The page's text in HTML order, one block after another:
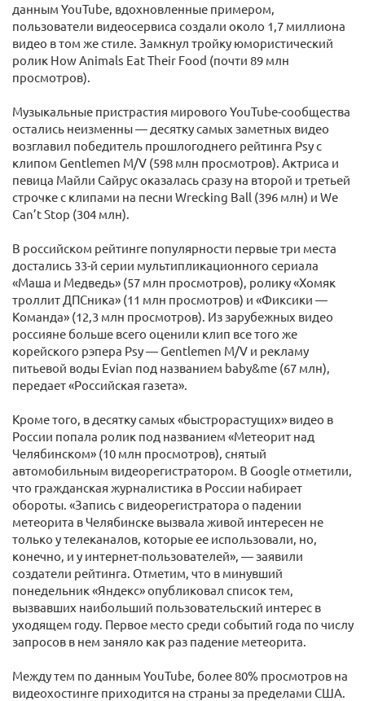
данным YouTube, вдохновленные примером,
пользователи видеосервиса создали около 1,7 миллиона
видео в том же стиле. Замкнул тройку юмористический
ролик How Animals Eat Their Food (почти 89 млн
просмотров).
Музыкальные пристрастия мирового YouTube-сообщества
остались неизменны — десятку самых заметных видео
возглавил победитель прошлогоднего рейтинга Psy с
клипом Gentlemen M/V (598 млн просмотров). Актриса и
певица Майли Сайрус оказалась сразу на второй и третьей
строчке с клипами на песни Wrecking Ball (396 млн) и We
Can’t Stop (304 млн).
В российском рейтинге популярности первые три места
достались 33-й серии мультипликационного сериала
«Маша и Медведь» (57 млн просмотров), ролику «Хомяк
троллит ДПСника» (11 млн просмотров) и «Фиксики —
Команда» (12,3 млн просмотров). Из зарубежных видео
россияне больше всего оценили клип все того же
корейского рэпера Psy — Gentlemen M/V и рекламу
питьевой воды Evian под названием baby&me (67 млн),
передает «Российская газета».
Кроме того, в десятку самых «быстрорастущих» видео в
России попала ролик под названием «Метеорит над
Челябинском» (10 млн просмотров), снятый
автомобильным видеорегистратором. В Google отметили,
что гражданская журналистика в России набирает
обороты. «Запись с видеорегистратора о падении
метеорита в Челябинске вызвала живой интересен не
только у телеканалов, которые ее использовали, но,
конечно, и у интернет-пользователей», — заявили
создатели рейтинга. Отметим, что в минувший
понедельник «Яндекс» опубликовал список тем,
вызвавших наибольший пользовательский интерес в
уходящем году. Первое место среди событий года по числу
запросов в нем заняло как раз падение метеорита.
Между тем по данным YouTube, более 80% просмотров на
видеохостинге приходится на страны за пределами США.